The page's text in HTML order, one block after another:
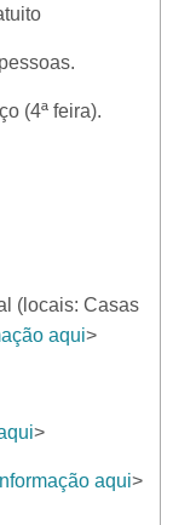
(4ª feira).
(locais: Casas
aqui>
>
aqui>